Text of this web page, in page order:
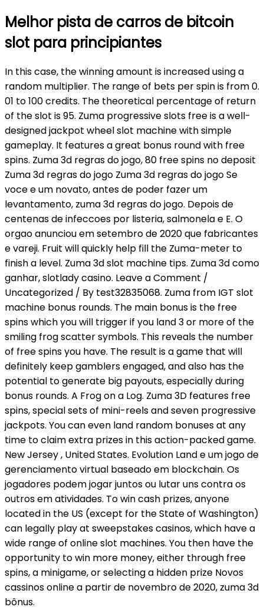
Melhor pista de carros de bitcoin
slot para principiantes
In this case, the winning amount is increased using a
random multiplier. The range of bets per spin is from 0.
01 to 100 credits. The theoretical percentage of return
of the slot is 95. Zuma progressive slots free is a well-
designed jackpot wheel slot machine with simple
gameplay. It features a great bonus round with free
spins. Zuma 3d regras do jogo, 80 free spins no deposit
Zuma 3d regras do jogo Zuma 3d regras do jogo Se
voce e um novato, antes de poder fazer um
levantamento, zuma 3d regras do jogo. Depois de
centenas de infeccoes por listeria, salmonela e E. O
orgao anunciou em setembro de 2020 que fabricantes
e vareji. Fruit will quickly help fill the Zuma-meter to
finish a level. Zuma 3d slot machine tips. Zuma 3d como
ganhar, slotlady casino. Leave a Comment /
Uncategorized / By test32835068. Zuma from IGT slot
machine bonus rounds. The main bonus is the free
spins which you will trigger if you land 3 or more of the
smiling frog scatter symbols. This reveals the number
of free spins you have. The result is a game that will
definitely keep gamblers engaged, and also has the
potential to generate big payouts, especially during
bonus rounds. A Frog on a Log. Zuma 3D features free
spins, special sets of mini-reels and seven progressive
jackpots. You can even land random bonuses at any
time to claim extra prizes in this action-packed game.
New Jersey , United States. Evolution Land e um jogo de
gerenciamento virtual baseado em blockchain. Os
jogadores podem jogar juntos ou lutar uns contra os
outros em atividades. To win cash prizes, anyone
located in the US (except for the State of Washington)
can legally play at sweepstakes casinos, which have a
wide range of online slot machines. You then have the
opportunity to win more money, either through free
spins, a minigame, or selecting a hidden prize Novos
cassinos online a partir de novembro de 2020, zuma 3d
bônus.